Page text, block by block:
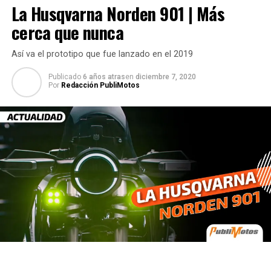
La Husqvarna Norden 901 | Más
cerca que nunca
Así va el prototipo que fue lanzado en el 2019
Publicado 6 años atrasen diciembre 7, 2020
Por Redacción PubliMotos